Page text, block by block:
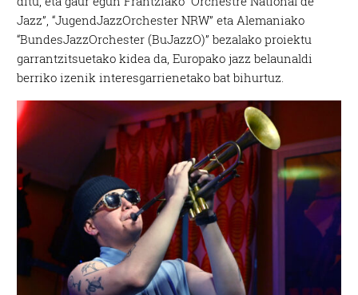
Jazz”, “JugendJazzOrchester NRW” eta Alemaniako
“BundesJazzOrchester (BuJazzO)” bezalako proiektu
garrantzitsuetako kidea da, Europako jazz belaunaldi
berriko izenik interesgarrienetako bat bihurtuz.